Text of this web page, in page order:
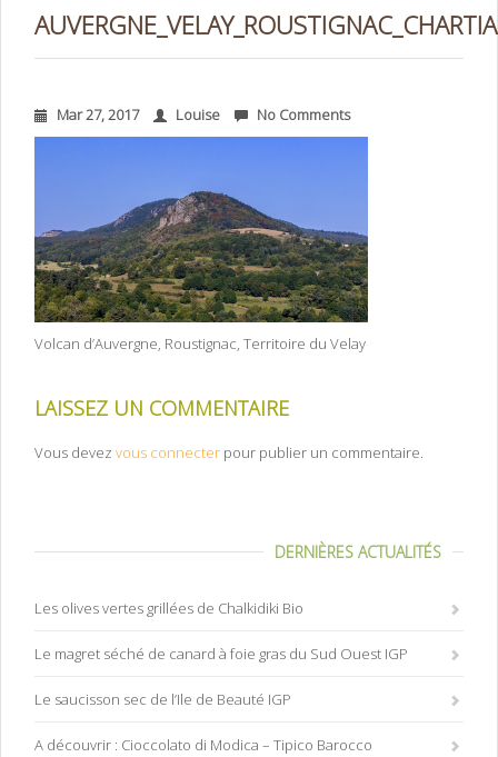
Mar 27, 2017 Louise No Comments
Volcan d’Auvergne, Roustignac, Territoire du Velay
LAISSEZ UN COMMENTAIRE
Vous devez vous connecter pour publier un commentaire.
DERNIÈRES ACTUALITÉS
Les olives vertes grillées de Chalkidiki Bio
Le magret séché de canard à foie gras du Sud Ouest IGP
Le saucisson sec de l’Ile de Beauté IGP
A découvrir : Cioccolato di Modica – Tipico Barocco